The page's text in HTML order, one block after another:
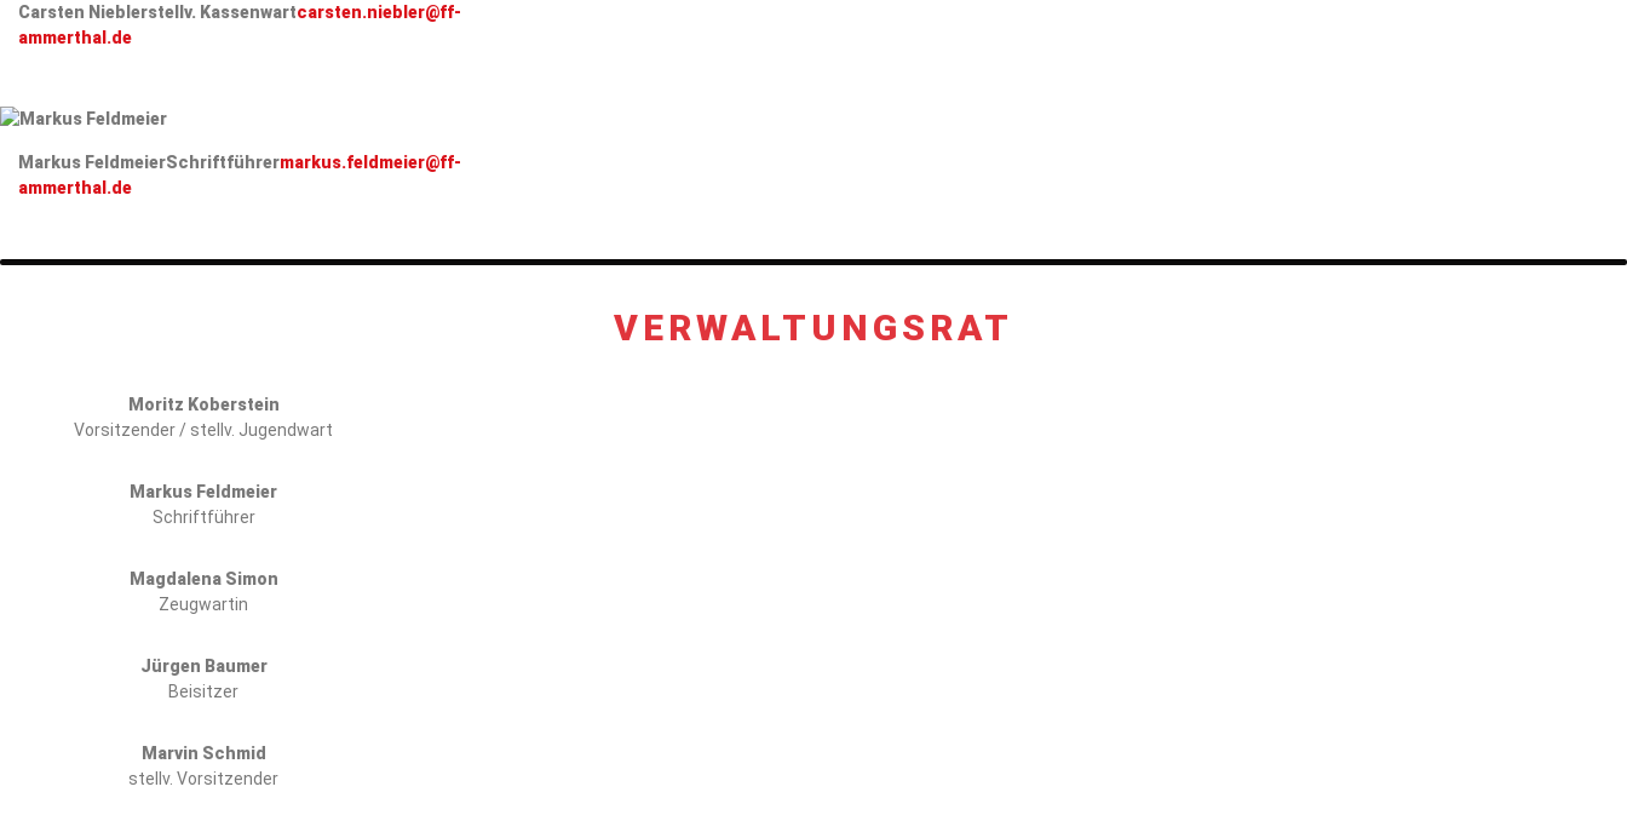
Carsten Nieblerstellv. Kassenwartcarsten.niebler@ff-
ammerthal.de
Markus FeldmeierSchriftführermarkus.feldmeier@ff-
ammerthal.de
VERWALTUNGSRAT
Moritz Koberstein
Vorsitzender / stellv. Jugendwart
Markus Feldmeier
Schriftführer
Magdalena Simon
Zeugwartin
Jürgen Baumer
Beisitzer
Marvin Schmid
stellv. Vorsitzender